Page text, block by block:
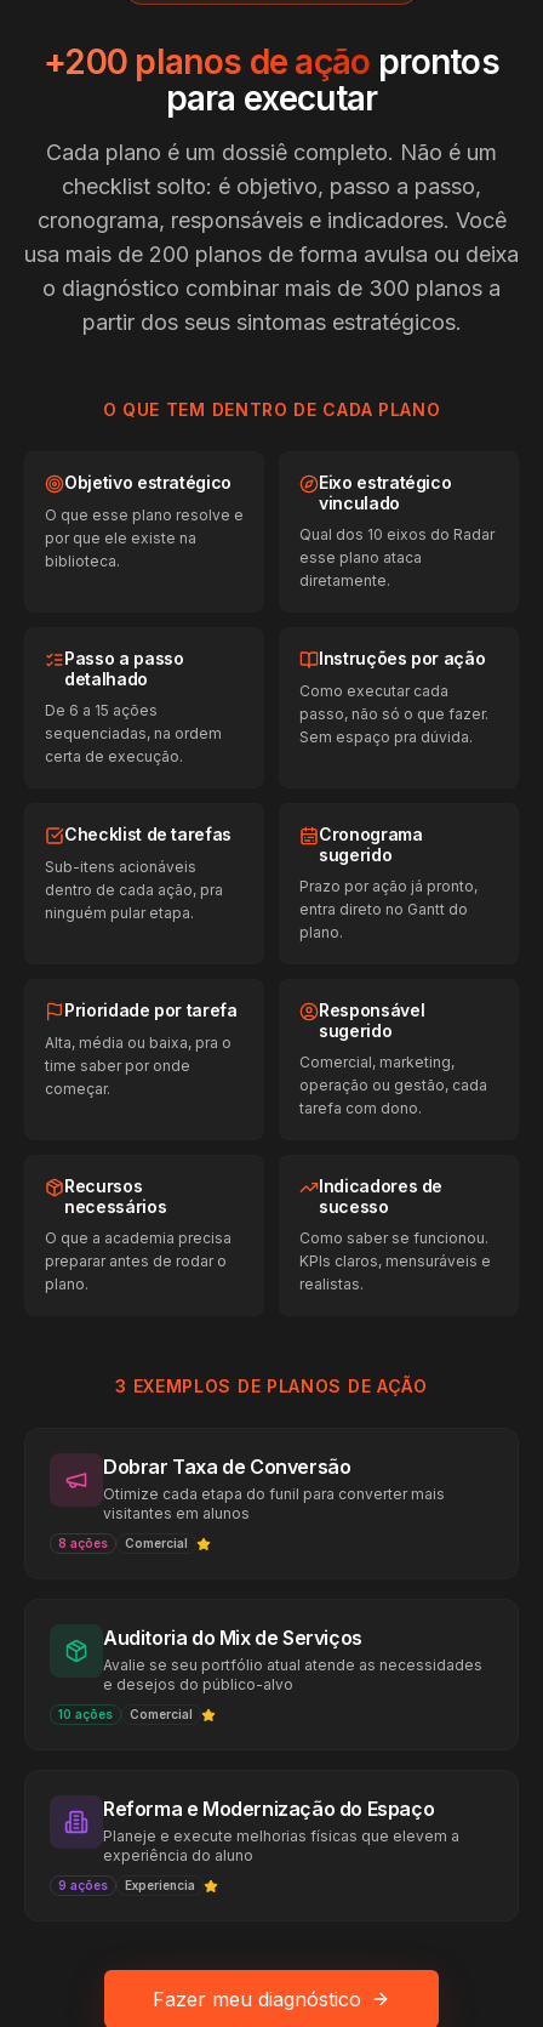
+200 planos de ação prontos
para executar
Cada plano é um dossiê completo. Não é um
checklist solto: é objetivo, passo a passo,
cronograma, responsáveis e indicadores. Você
usa mais de 200 planos de forma avulsa ou deixa
o diagnóstico combinar mais de 300 planos a
partir dos seus sintomas estratégicos.
O QUE TEM DENTRO DE CADA PLANO
Objetivo estratégico
O que esse plano resolve e
por que ele existe na
biblioteca.
Eixo estratégico
vinculado
Qual dos 10 eixos do Radar
esse plano ataca
diretamente.
Passo a passo
detalhado
De 6 a 15 ações
sequenciadas, na ordem
certa de execução.
Instruções por ação
Como executar cada
passo, não só o que fazer.
Sem espaço pra dúvida.
Checklist de tarefas
Sub-itens acionáveis
dentro de cada ação, pra
ninguém pular etapa.
Cronograma
sugerido
Prazo por ação já pronto,
entra direto no Gantt do
plano.
Prioridade por tarefa
Alta, média ou baixa, pra o
time saber por onde
começar.
Responsável
sugerido
Comercial, marketing,
operação ou gestão, cada
tarefa com dono.
Recursos
necessários
O que a academia precisa
preparar antes de rodar o
plano.
Indicadores de
sucesso
Como saber se funcionou.
KPIs claros, mensuráveis e
realistas.
3 EXEMPLOS DE PLANOS DE AÇÃO
Dobrar Taxa de Conversão
Otimize cada etapa do funil para converter mais
visitantes em alunos
8 ações Comercial
Auditoria do Mix de Serviços
Avalie se seu portfólio atual atende as necessidades
e desejos do público-alvo
10 ações Comercial
Reforma e Modernização do Espaço
Planeje e execute melhorias físicas que elevem a
experiência do aluno
9 ações Experiencia
Fazer meu diagnóstico